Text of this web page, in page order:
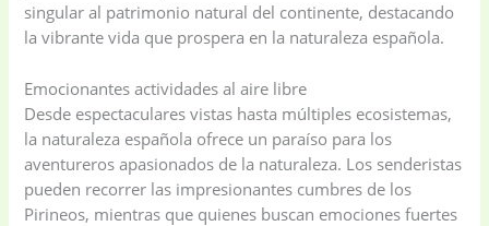
singular al patrimonio natural del continente, destacando
la vibrante vida que prospera en la naturaleza española.
Emocionantes actividades al aire libre
Desde espectaculares vistas hasta múltiples ecosistemas,
la naturaleza española ofrece un paraíso para los
aventureros apasionados de la naturaleza. Los senderistas
pueden recorrer las impresionantes cumbres de los
Pirineos, mientras que quienes buscan emociones fuertes